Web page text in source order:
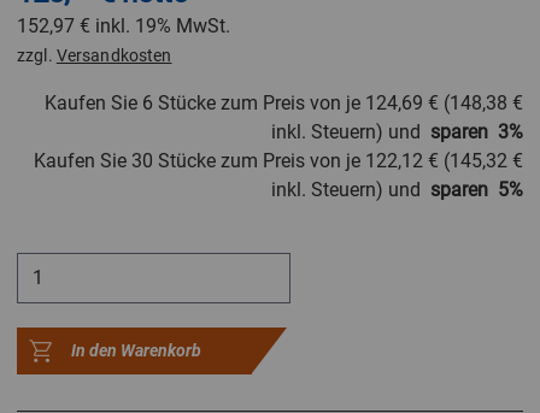
152,97 € inkl. 19% MwSt.
zzgl. Versandkosten
Kaufen Sie 6 Stücke zum Preis von je 124,69 € (148,38 €
inkl. Steuern) und sparen 3%
Kaufen Sie 30 Stücke zum Preis von je 122,12 € (145,32 €
inkl. Steuern) und sparen 5%
In den Warenkorb